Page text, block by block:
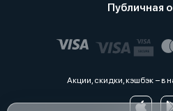
Публичная
Акции, скидки, кэшбэк − в